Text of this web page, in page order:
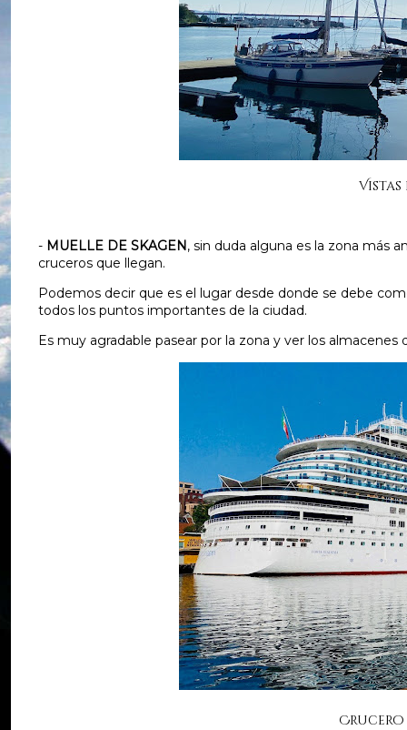
- MUELLE DE SKAGEN, sin duda alguna es la zona más
cruceros que llegan.
Podemos decir que es el lugar desde donde se debe
todos los puntos importantes de la ciudad.
Es muy agradable pasear por la zona y ver los
Crucero